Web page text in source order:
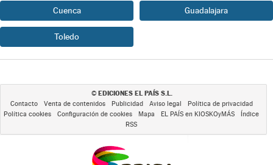
Cuenca Guadalajara
Toledo
© EDICIONES EL PAÍS S.L.
Contacto Venta de contenidos Publicidad Aviso legal
Política de privacidad
Política cookies
Configuración de cookies Mapa EL PAÍS en KIOSKOyMÁS
Índice
RSS